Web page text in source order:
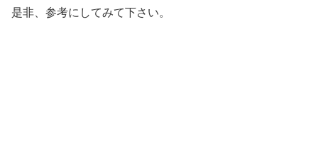
是非、参考にしてみて下さい。